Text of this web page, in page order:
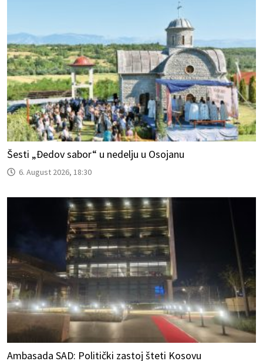
Šesti „Đedov sabor“ u nedelju u Osojanu
6. August 2026, 18:30
Ambasada SAD: Politički zastoj šteti Kosovu